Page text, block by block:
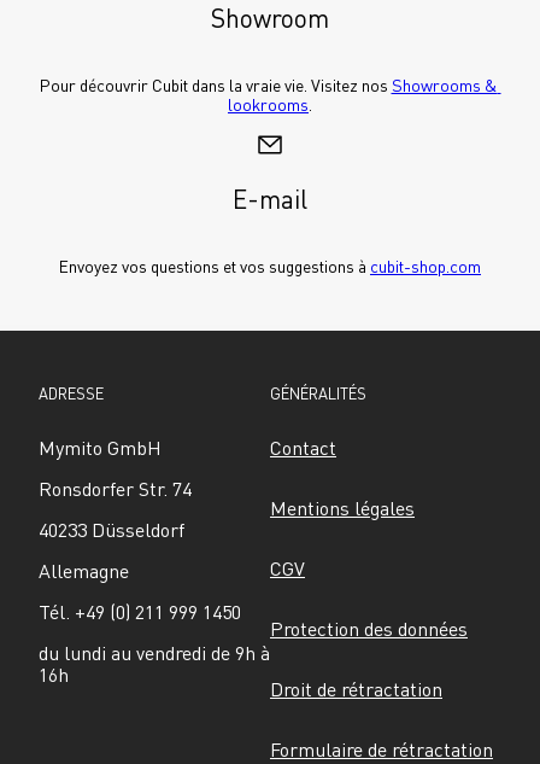
Showroom
Pour découvrir Cubit dans la vraie vie. Visitez nos Showrooms &
lookrooms
E-mail
Envoyez vos questions et vos suggestions à cubit-shop.com
ADRESSE
Mymito GmbH
Ronsdorfer Str. 74
40233 Düsseldorf
Allemagne
Tél. +49 (0) 211 999 1450
du lundi au vendredi de 9h à
16h
GÉNÉRALITÉS
Contact
Mentions légales
CGV
Protection des données
Droit de rétractation
Formulaire de rétractation